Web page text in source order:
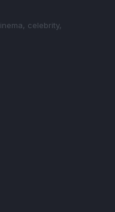
celebrity,